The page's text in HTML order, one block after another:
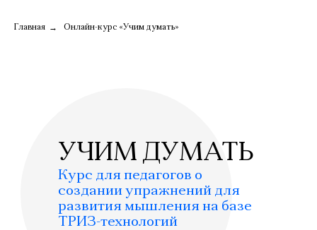
Главная → Онлайн-курс «Учим думать»
УЧИМ ДУМАТЬ
Курс для педагогов о
создании упражнений для
развития мышления на базе
ТРИЗ-технологий